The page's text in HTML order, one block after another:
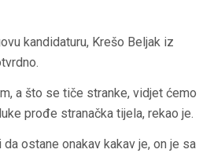
kandidaturu, Krešo Beljak iz
a što se tiče stranke, vidjet ćemo
prođe stranačka tijela, rekao je.
ostane onakav kakav je, on je sa